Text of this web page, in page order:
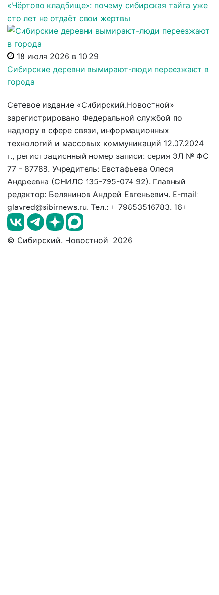
«Чёртово кладбище»: почему сибирская тайга уже
сто лет не отдаёт свои жертвы
18 июля 2026 в 10:29
Сибирские деревни вымирают-люди переезжают в
города
Сетевое издание «Сибирский.Новостной»
зарегистрировано Федеральной службой по
надзору в сфере связи, информационных
технологий и массовых коммуникаций 12.07.2024
г., регистрационный номер записи: серия ЭЛ № ФС
77 - 87788. Учредитель: Евстафьева Олеся
Андреевна (СНИЛС 135-795-074 92). Главный
редактор: Белянинов Андрей Евгеньевич. E-mail:
glavred@sibirnews.ru. Тел.: + 79853516783. 16+
© Сибирский. Новостной 2026